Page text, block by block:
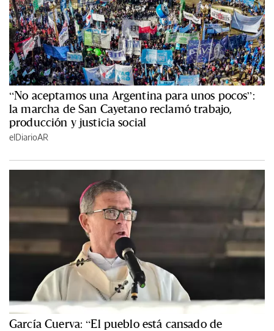
“No aceptamos una Argentina para unos pocos”:
la marcha de San Cayetano reclamó trabajo,
producción y justicia social
elDiarioAR
García Cuerva: “El pueblo está cansado de